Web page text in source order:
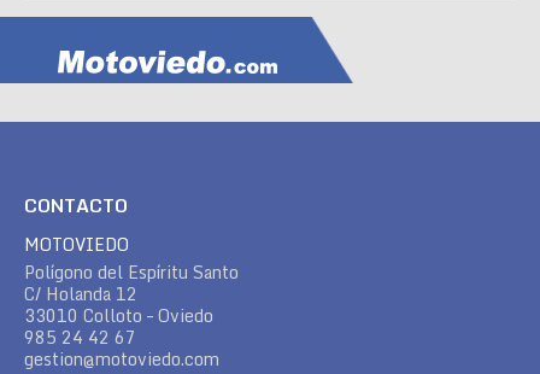
CONTACTO
MOTOVIEDO
Polígono del Espíritu Santo
C/ Holanda 12
33010 Colloto – Oviedo
985 24 42 67
gestion@motoviedo.com